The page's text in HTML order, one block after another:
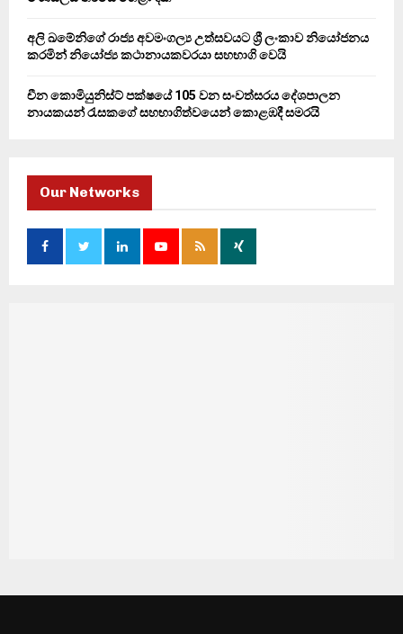
අලි ඛමේනිගේ රාජ්‍ය අවමංගල්‍ය උත්සවයට ශ්‍රී ලංකාව නියෝජනය
කරමින් නියෝජ්‍ය කථානායකවරයා සහභාගි වෙයි
චීන කොමියුනිස්ට් පක්ෂයේ 105 වන සංවත්සරය දේශපාලන
නායකයන් රැසකගේ සහභාගිත්වයෙන් කොළඹදී සමරයි
Our Networks